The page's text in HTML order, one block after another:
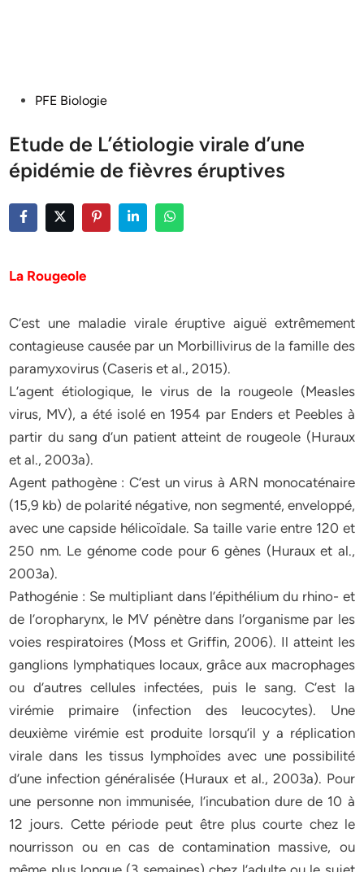
PostedPFE Biologie
Etude de L’étiologie virale d’une
épidémie de fièvres éruptives
La Rougeole
C’est une maladie virale éruptive aiguë extrêmement
contagieuse causée par un Morbillivirus de la famille des
paramyxovirus (Caseris et al., 2015).
L’agent étiologique, le virus de la rougeole (Measles
virus, MV), a été isolé en 1954 par Enders et Peebles à
partir du sang d’un patient atteint de rougeole (Huraux
et al., 2003a).
Agent pathogène : C’est un virus à ARN monocaténaire
(15,9 kb) de polarité négative, non segmenté, enveloppé,
avec une capside hélicoïdale. Sa taille varie entre 120 et
250 nm. Le génome code pour 6 gènes (Huraux et al.,
2003a).
Pathogénie : Se multipliant dans l’épithélium du rhino- et
de l’oropharynx, le MV pénètre dans l’organisme par les
voies respiratoires (Moss et Griffin, 2006). Il atteint les
ganglions lymphatiques locaux, grâce aux macrophages
ou d’autres cellules infectées, puis le sang. C’est la
virémie primaire (infection des leucocytes). Une
deuxième virémie est produite lorsqu’il y a réplication
virale dans les tissus lymphoïdes avec une possibilité
d’une infection généralisée (Huraux et al., 2003a). Pour
une personne non immunisée, l’incubation dure de 10 à
12 jours. Cette période peut être plus courte chez le
nourrisson ou en cas de contamination massive, ou